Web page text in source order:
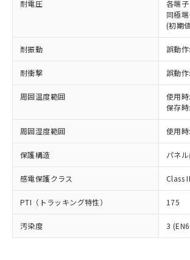
耐電圧
各端
同極
(初期
耐振動 誤動
耐衝撃 誤動
周囲温度範囲
使用
保存
周囲湿度範囲 使用
保護構造 パネ
感電保護クラス Class II
PTI（トラッキング特性） 175
汚染度 3
正式な納期状況および標準価
様のお取引先、またはお客
ムロン制御機器販売店・当
オムロン制御機器販売店や当
販売ネットワーク
」
在庫状況および標準価格結
事前の承諾なく第三者に漏
示しないようお願いします。
マイパーツ機能（部品リス
ビス）をご利用いただくに
メンバーズにご登録されてい
お客様が当ウェブサイト上で
および当社の共同利用者が、
類(PBB) 1000ppm以下、ポリ臭化ジフェニ
(PBDE) 1000ppm以下、フタル酸ビス(2-エ
ル) (DEHP)(別名：DOP) 1000ppm以下、フタ
（DBP） 1000ppm以下、フタル酸ジイソブ
但し、RoHS指令で産業用監視および制御機
フタル酸エステル類の４物質については閾値
※2 対応予定月
部品在庫の切り替え状況などによ
月が前後することがあります。
※3 非含有証明書ダウンロー
下記の非含有証明書をダウンロー
Cr(Ⅵ)(六価クロム) : 1000ppm、 PBBs(ポリ
ニル類) : 1000ppm、 PBDEs(ポリ臭化ジフ
DBP(フタル酸ジブチル) : 1000ppm、 DIBP(
イソブチル) : 1000ppm、 BBP(フタル酸ブチ
DEHP(フタル酸ビス(2-エチルヘキシル)) :
※2 環境保護使用期限
準値以下であることを示します。
「10」：通常の使用状況下におい
質が外部に漏えいし、環境に深刻な
及ぼさない年数を意味します。
「－」：未確認です。当社販売部
い合わせください。
当社は規制貨物を破棄する場
全に破砕するなど、違法に輸
いよう必要な手段を講じます
当社は貴社製品を、核兵器、
ル、化学兵器、生物兵器ま
武器並びにこれらの製造装
当社は、貴社製品を第三者に
場合は、上記1、2および3の
該第三者に通知します。また
販売先および販売に係わる
法に輸出するおそれがある
り引きをいたしません。
一定数以上の在庫あり
一定数には満たないが在
在庫なし(最新の在庫状
たはお客様担当のオムロ
機器販売店・当社販売員
受注生産機種、また在庫
情報を公開していない機